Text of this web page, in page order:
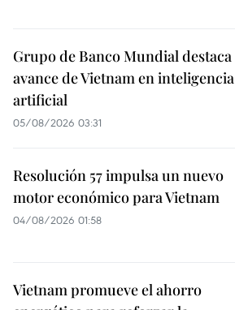
Grupo de Banco Mundial destaca
avance de Vietnam en inteligencia
artificial
05/08/2026 03:31
Resolución 57 impulsa un nuevo
motor económico para Vietnam
04/08/2026 01:58
Vietnam promueve el ahorro